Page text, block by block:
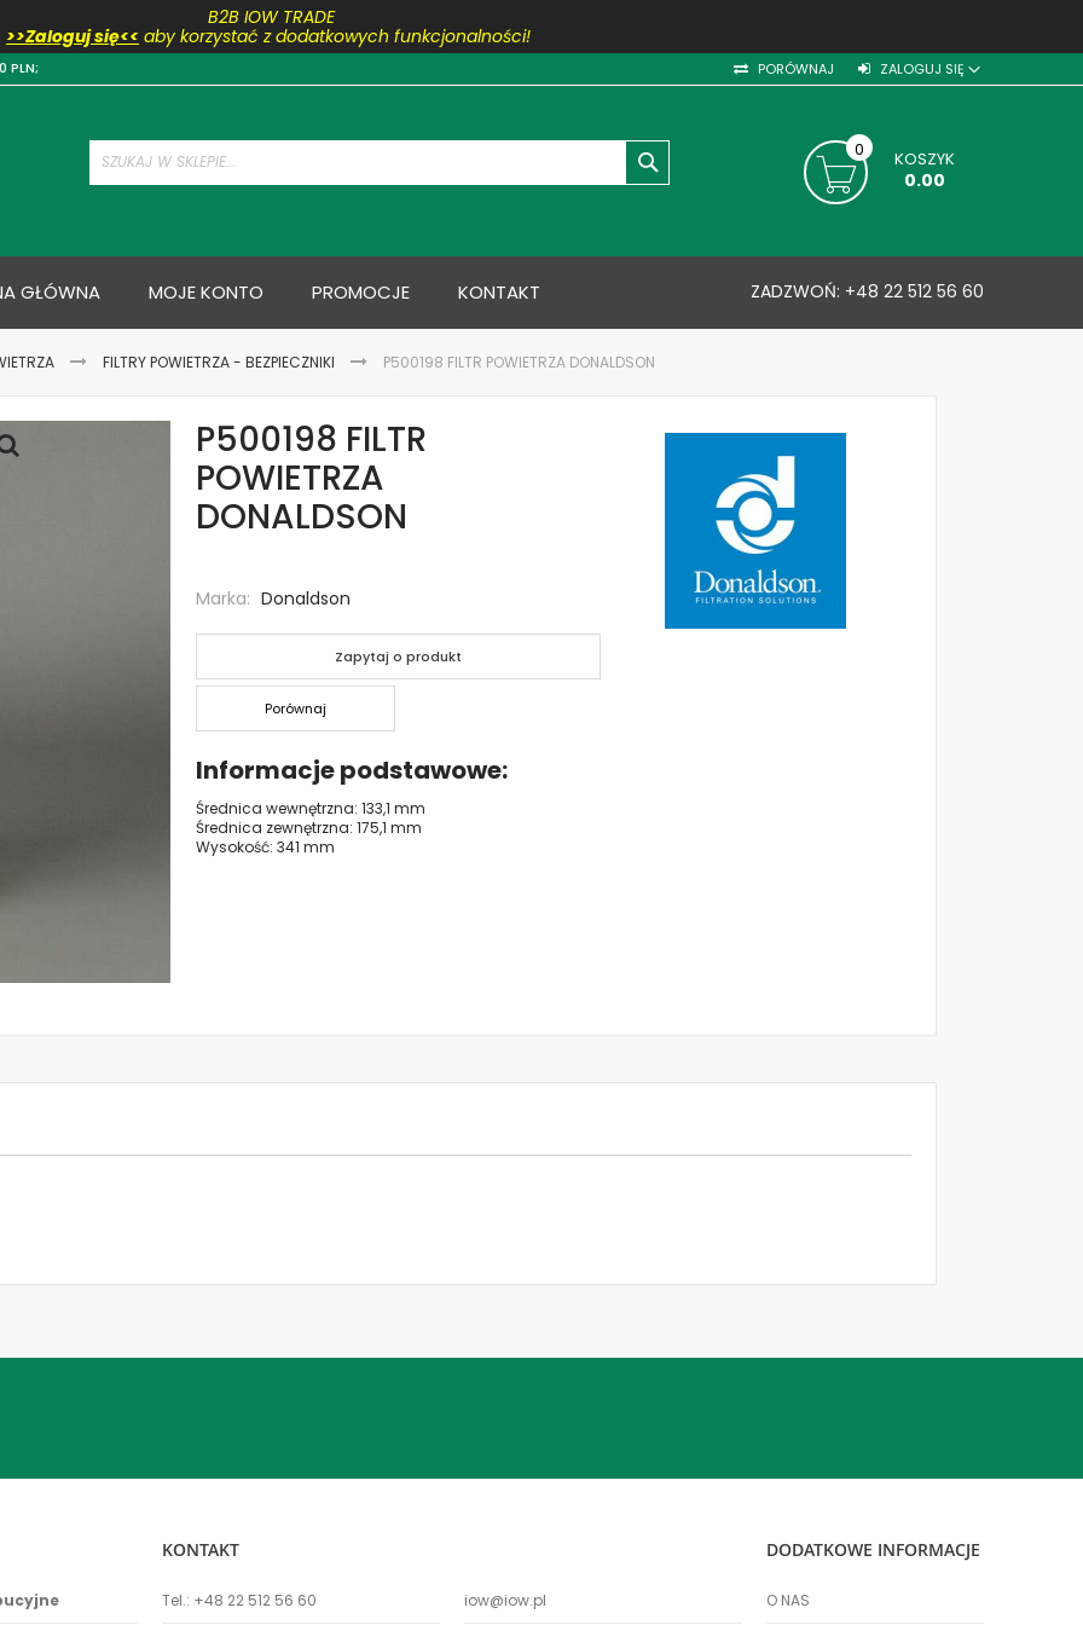
PLN;
do
PORÓWNAJ ZALOGUJ SIĘ
B2B IOW TRADE
>>Zaloguj się<< aby korzystać z dodatkowych funkcjonalności!
KOSZYK
0.00
0
GŁÓWNA MOJE KONTO PROMOCJE KONTAKT ZADZWOŃ: +48 22 512 56 60
FILTRY POWIETRZA - BEZPIECZNIKI P500198 FILTR POWIETRZA DONALDSON
P500198 FILTR
POWIETRZA
DONALDSON
Marka Donaldson
Informacje podstawowe
Średnica wewnętrzna: 133,1 mm
Średnica zewnętrzna: 175,1 mm
Wysokość: 341 mm
Zapytaj o produkt
Porównaj
KONTAKT
Tel.: +48 22 512 56 60 iow@iow.pl
DODATKOWE INFORMACJE
O NAS